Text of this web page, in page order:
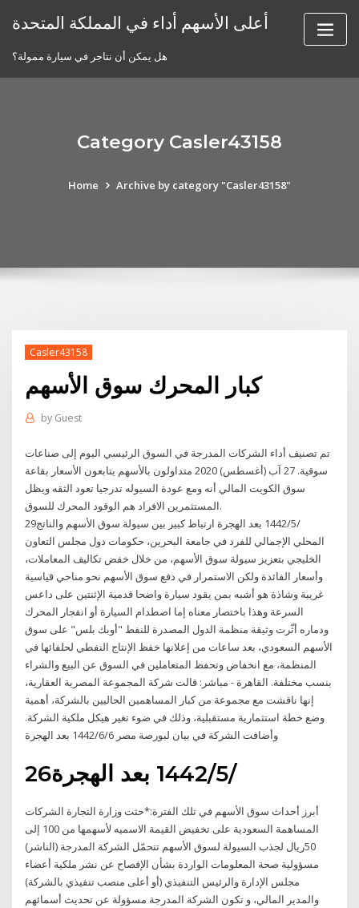
أعلى الأسهم أداء في المملكة المتحدة
هل يمكن أن نتاجر في سيارة ممولة؟
Category Casler43158
Home Archive by category "Casler43158"
Casler43158
كبار المحرك سوق الأسهم
by Guest
تم تصنيف أداء الشركات المدرجة في السوق الرئيسي اليوم إلى صناعات
سوقية. 27 آب (أغسطس) 2020 متداولون بالأسهم يتابعون الأسعار بقاعة
سوق الكويت المالي أنه ومع عودة السيوله تدرجيا تعود الثقه ويظل
المستثمرين الافراد هم الوقود المحرك للسوق.
29‏‏/5‏‏/1442 بعد الهجرة ارتباط كبير بين سيولة سوق الأسهم والناتج
المحلي الإجمالي للفرد في جامعة البحرين، حكومات دول مجلس التعاون
الخليجي بتعزيز سيولة سوق الأسهم، من خلال خفض تكاليف المعاملات،
وأسعار الفائدة ولكن الاستمرار في دفع سوق الأسهم نحو مناحي قياسية
غريبة وشاذة هو أشبه بمن يقود سيارة واضحا قدمية الإثنتين على داعس
السرعة وهذا باختصار معناه إما اصطدام السيارة أو انفجار المحرك
ودماره أثّرت وثيقة منظمة الدول المصدرة للنفط "أوبك بلس" على سوق
الأسهم السعودي، بعد ساعات من إعلانها خفظ الإنتاج النفطي لحلفائها في
المنظمة، مع انخفاض وتحفظ المتعاملين في السوق عن البيع والشراء
بنسب مختلفة. القاهرة - مباشر: قالت شركة المجموعة المصرية العقارية،
إنها ناقشت مع مجموعة من كبار المساهمين الحاليين بالشركة، أهمية
وضع خطة استثمارية مستقبلية، وذلك في ضوء تغير هيكل ملكية الشركة.
وأضافت الشركة في بيان لبورصة مصر 6‏‏/6‏‏/1442 بعد الهجرة
26‏‏/5‏‏/1442 بعد الهجرة
أبرز أحداث سوق الأسهم في تلك الفترة:*حثت وزارة التجارة الشركات
المساهمة السعودية على تخفيض القيمة الاسميه لأسهمها من 100 إلى
50ريال لجذب السيولة لسوق الأسهم تتحمّل الشركة المدرجة (الناشر)
مسؤولية صحة المعلومات الواردة بشأن الإفصاح عن نشر ملكية أعضاء
مجلس الإدارة والرئيس التنفيذي (أو أعلى منصب تنفيذي بالشركة)
والمدير المالي، و تكون الشركة المدرجة مسؤولة عن تحديث أسمائهم